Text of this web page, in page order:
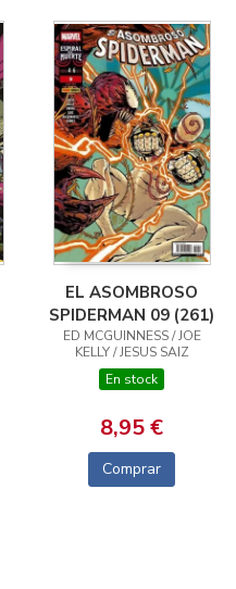
EL ASOMBROSO
SPIDERMAN 09 (261)
ED MCGUINNESS / JOE
KELLY / JESUS SAIZ
En stock
8,95 €
Comprar